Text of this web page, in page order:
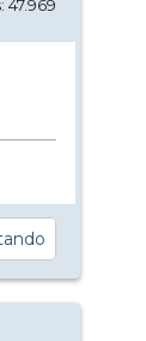
47.969